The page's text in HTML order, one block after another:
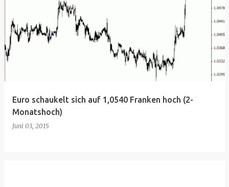
Euro schaukelt sich auf 1,0540 Franken hoch (2-
Monatshoch)
Juni 03, 2015